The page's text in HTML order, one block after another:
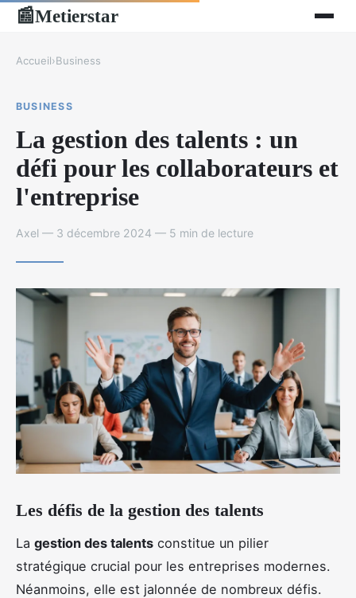
📰Metierstar
Accueil›Business
BUSINESS
La gestion des talents : un
défi pour les collaborateurs et
l'entreprise
Axel — 3 décembre 2024 — 5 min de lecture
Les défis de la gestion des talents
La gestion des talents constitue un pilier
stratégique crucial pour les entreprises modernes.
Néanmoins, elle est jalonnée de nombreux défis.